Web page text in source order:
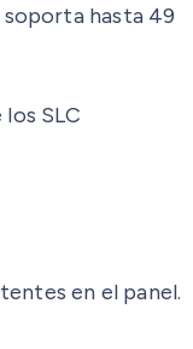
soporta hasta 49
SLC
en el panel.